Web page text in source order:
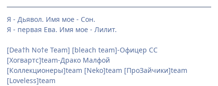
Я - Дьявол. Имя мое - Сон.
Я - первая Ева. Имя мое - Лилит.
[Dea†h No†e Team] [bleach team]-Офицер СС
[Хогвартс]team-Драко Малфой
[Коллекционеры]team [Neko]team [ПроЗайчики]team
[Loveless]team